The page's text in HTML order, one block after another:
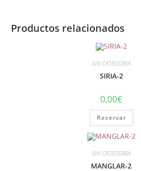
Productos relacionados
SIN CATEGORIA
SIRIA-2
0,00€
Reservar
SIN CATEGORIA
MANGLAR-2